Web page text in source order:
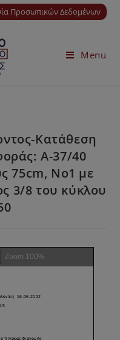
Προσωπικών Δεδομένων
Menu
Κατάθεση
Α-37/40
75cm, Νο1 με
3/8 του κύκλου
Zoom 100%